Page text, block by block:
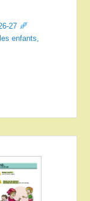
27
enfants,